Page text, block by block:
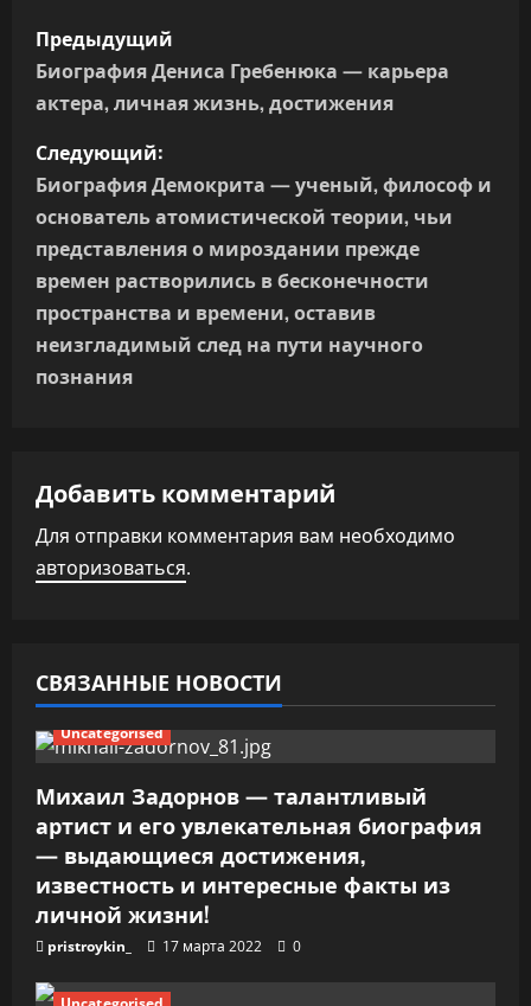
Н
а
в
и
г
а
ц
и
п
о
з
п
и
с
я
м
Предыдущий
Биография Дениса Гребенюка — карьера
актера, личная жизнь, достижения
Следующий:
Биография Демокрита — ученый, философ и
основатель атомистической теории, чьи
представления о мироздании прежде
времен растворились в бесконечности
пространства и времени, оставив
неизгладимый след на пути научного
познания
Добавить комментарий
Для отправки комментария вам необходимо
авторизоваться.
СВЯЗАННЫЕ НОВОСТИ
Uncategorised
Михаил Задорнов — талантливый
артист и его увлекательная биография
— выдающиеся достижения,
известность и интересные факты из
личной жизни!
pristroykin_ 17 марта 2022 0